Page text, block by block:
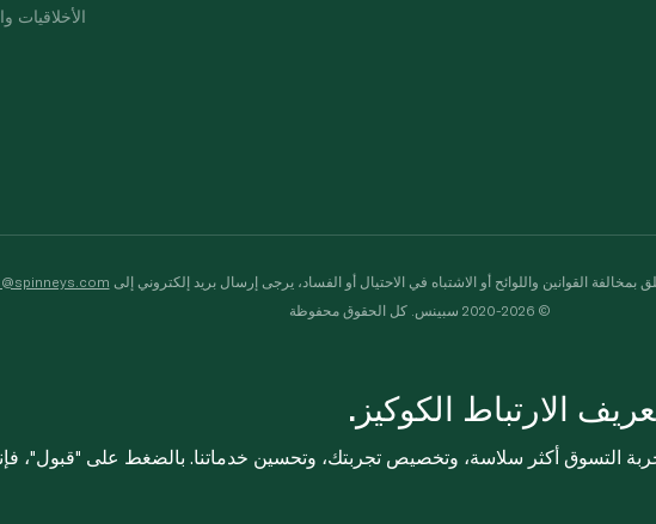
الأخلاقيات
القوانين واللوائح أو الاشتباه في الاحتيال أو الفساد، يرجى إرسال بريد إلكتروني إلى
© 2020-2026 سبينس. كل الحقوق محفوظة
الارتباط الكوكيز.
التسوق أكثر سلاسة، وتخصيص تجربتك، وتحسين خدماتنا. بالضغط على "قبول"،